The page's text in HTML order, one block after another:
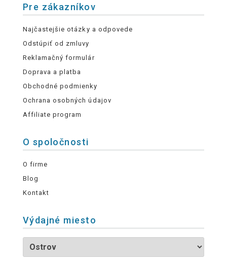
Pre zákazníkov
Najčastejšie otázky a odpovede
Odstúpiť od zmluvy
Reklamačný formulár
Doprava a platba
Obchodné podmienky
Ochrana osobných údajov
Affiliate program
O spoločnosti
O firme
Blog
Kontakt
Výdajné miesto